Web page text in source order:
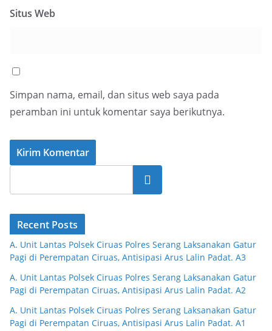
Situs Web
Simpan nama, email, dan situs web saya pada
peramban ini untuk komentar saya berikutnya.
Cari
Recent Posts
A. Unit Lantas Polsek Ciruas Polres Serang Laksanakan Gatur
Pagi di Perempatan Ciruas, Antisipasi Arus Lalin Padat. A3
A. Unit Lantas Polsek Ciruas Polres Serang Laksanakan Gatur
Pagi di Perempatan Ciruas, Antisipasi Arus Lalin Padat. A2
A. Unit Lantas Polsek Ciruas Polres Serang Laksanakan Gatur
Pagi di Perempatan Ciruas, Antisipasi Arus Lalin Padat. A1